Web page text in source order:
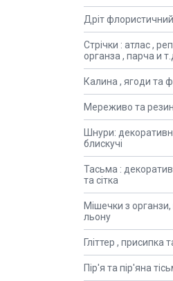
Дріт
Стрічки : атлас ,
органза , парча и
Калина , ягоди та
Мереживо та
Шнури:
блискучі
Тасьма :
та сітка
Мішечки з
льону
Гліттер , присипка
Пір'я та пір'яна